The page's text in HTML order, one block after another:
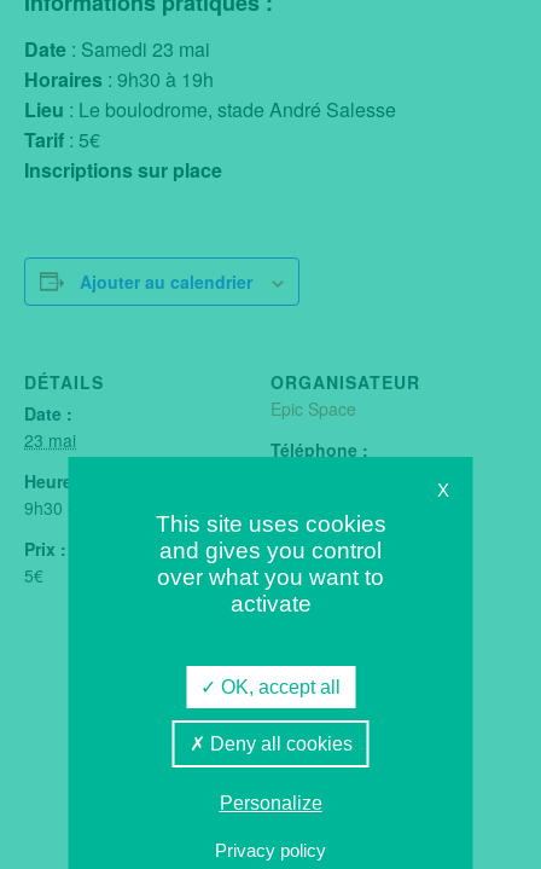
Date : Samedi 23 mai
Horaires : 9h30 à 19h
Lieu : Le boulodrome, stade André Salesse
Tarif : 5€
Inscriptions sur place
Ajouter au calendrier
DÉTAILS
Date :
23 mai
Heure :
9h30 - 19h00
Prix :
5€
ORGANISATEUR
Epic Space
Téléphone :
E-mail :
contact@space-villers.fr
Site web :
Voir le site Organisateur
X
This site uses cookies
and gives you control
over what you want to
activate
OK, accept all
Deny all cookies
Personalize
Privacy policy